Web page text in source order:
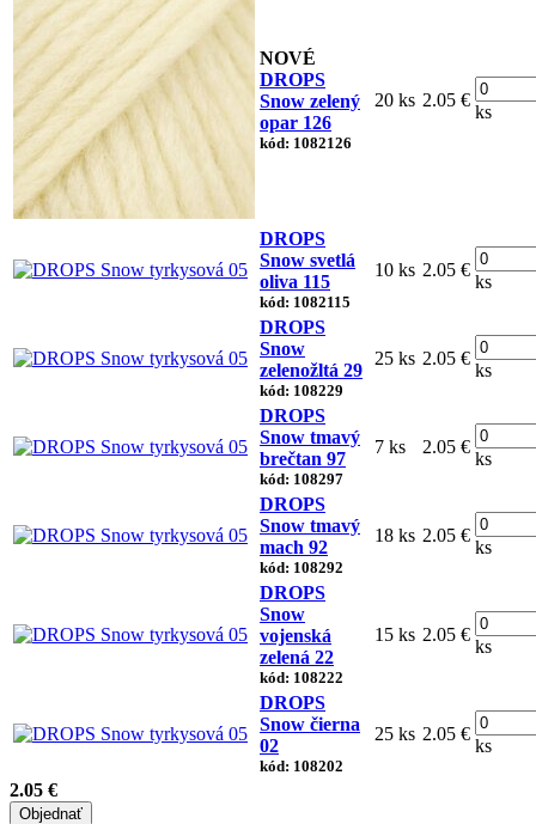
NOVÉ
DROPS
Snow zelený
opar 126
kód: 1082126
20 ks 2.05 €
ks
DROPS
Snow svetlá
oliva 115
kód: 1082115
10 ks 2.05 €
ks
DROPS
Snow
zelenožltá 29
kód: 108229
25 ks 2.05 €
ks
DROPS
Snow tmavý
brečtan 97
kód: 108297
7 ks 2.05 €
ks
DROPS
Snow tmavý
mach 92
kód: 108292
18 ks 2.05 €
ks
DROPS
Snow
vojenská
zelená 22
kód: 108222
15 ks 2.05 €
ks
DROPS
Snow čierna
02
kód: 108202
25 ks 2.05 €
ks
2.05 €
Objednať